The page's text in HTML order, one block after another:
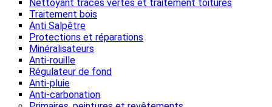
Nettoyant traces vertes et traitement toitures
Traitement bois
Anti Salpêtre
Protections et réparations
Minéralisateurs
Anti-rouille
Régulateur de fond
Anti-pluie
Anti-carbonation